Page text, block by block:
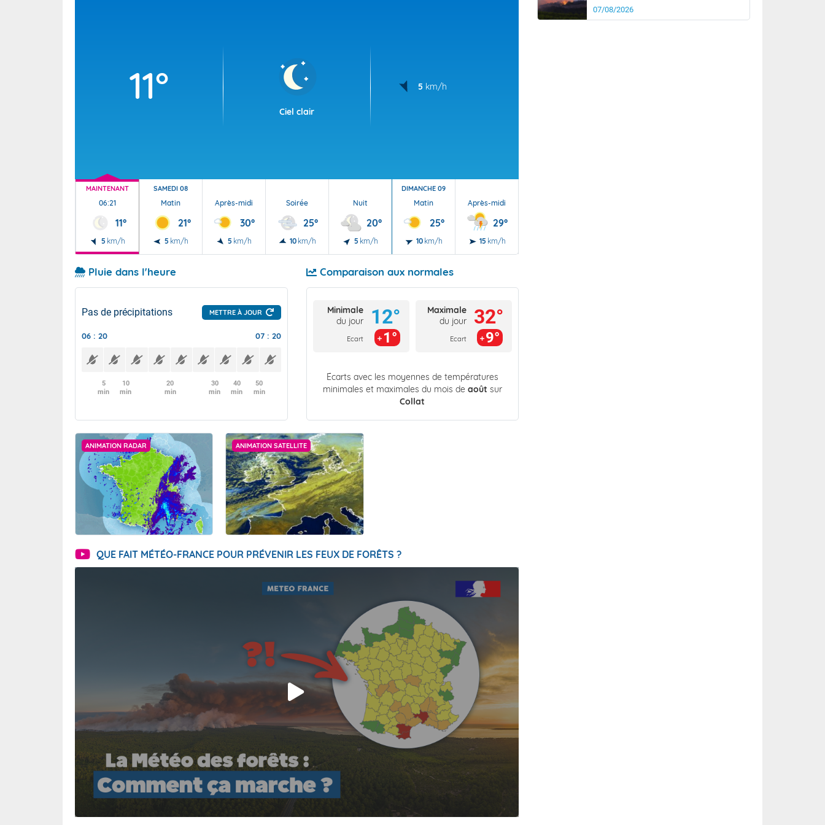
11°
Ciel clair
5 km/h
MAINTENANT
06:21
11°
5 km/h
SAMEDI 08
Matin
21°
5 km/h
Après-midi
30°
5 km/h
Soirée
25°
10 km/h
Nuit
20°
5 km/h
DIMANCHE 09
Matin
25°
10 km/h
Après-midi
29°
15 km/h
Pluie dans l'heure
Pas de précipitations METTRE À JOUR
06 : 20 07 : 20
5
min
10
min
20
min
30
min
40
min
50
min
Comparaison aux normales
Minimale
du jour
Ecart
12°
1°
Maximale
du jour
Ecart
32°
9°
Écarts avec les moyennes de températures
minimales et maximales du mois de août sur
Collat
ANIMATION RADAR ANIMATION SATELLITE
QUE FAIT MÉTÉO-FRANCE POUR PRÉVENIR LES FEUX DE FORÊTS ?
07/08/2026